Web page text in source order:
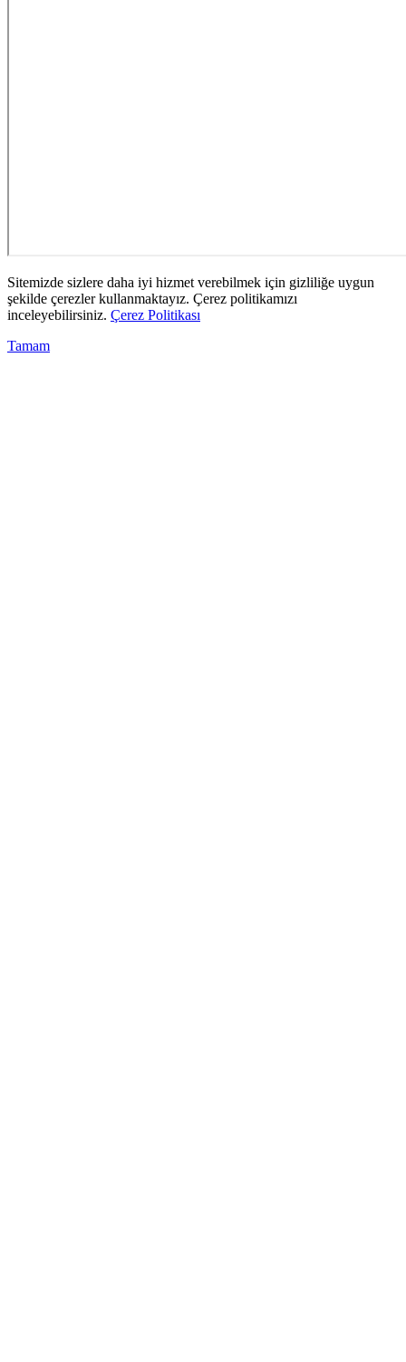
Sitemizde sizlere daha iyi hizmet verebilmek için gizliliğe uygun
şekilde çerezler kullanmaktayız. Çerez politikamızı
inceleyebilirsiniz. Çerez Politikası
Tamam